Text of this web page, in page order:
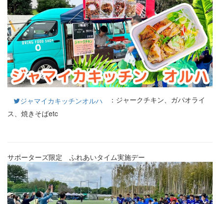
ジャマイカキッチンオルハ
：ジャークチキン、ガパオライ
ス、焼きそばetc
サポーターズ限定 ふれあいタイム実施デー